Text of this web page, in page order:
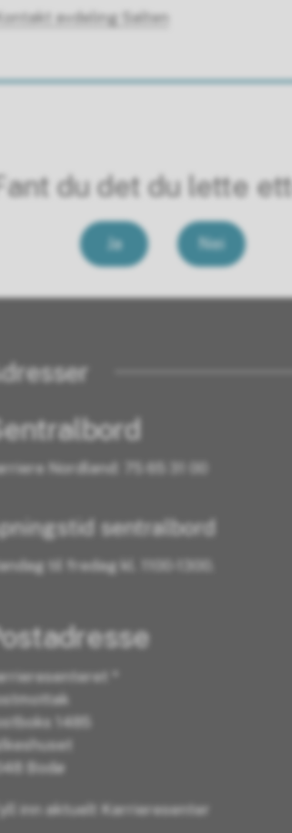
avdeling Salten
du det du lette
Ja Nei
Nordland: 75 65 31 00
sentralbord
til fredag kl. 1100-1300.
*
1485
Bodø
inn aktuelt Karrieresenter